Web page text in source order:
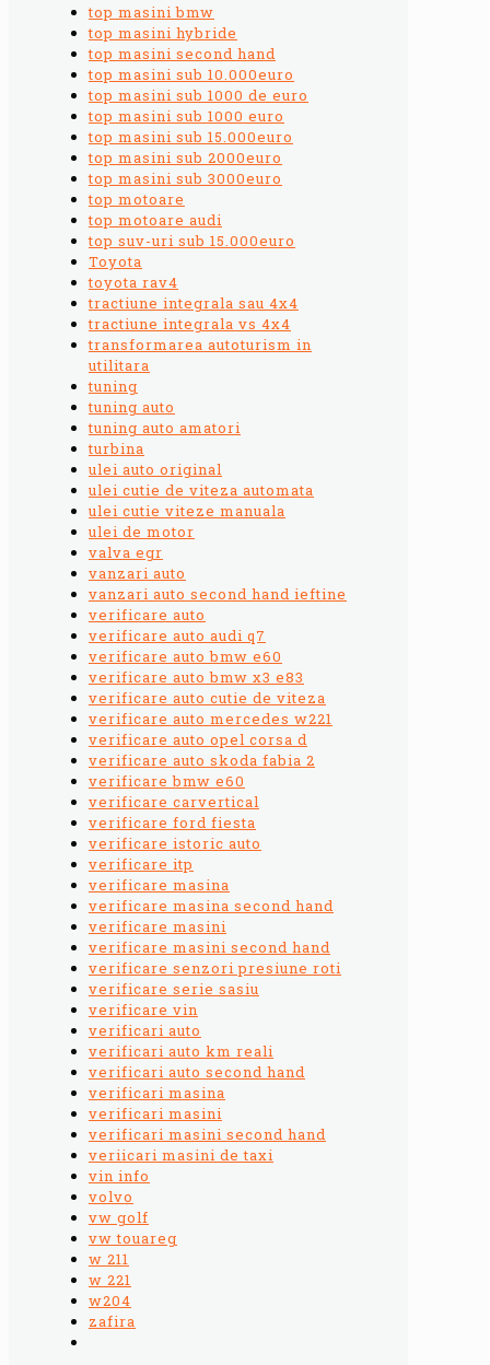
top masini bmw
top masini hybride
top masini second hand
top masini sub 10.000euro
top masini sub 1000 de euro
top masini sub 1000 euro
top masini sub 15.000euro
top masini sub 2000euro
top masini sub 3000euro
top motoare
top motoare audi
top suv-uri sub 15.000euro
Toyota
toyota rav4
tractiune integrala sau 4x4
tractiune integrala vs 4x4
transformarea autoturism in
utilitara
tuning
tuning auto
tuning auto amatori
turbina
ulei auto original
ulei cutie de viteza automata
ulei cutie viteze manuala
ulei de motor
valva egr
vanzari auto
vanzari auto second hand ieftine
verificare auto
verificare auto audi q7
verificare auto bmw e60
verificare auto bmw x3 e83
verificare auto cutie de viteza
verificare auto mercedes w221
verificare auto opel corsa d
verificare auto skoda fabia 2
verificare bmw e60
verificare carvertical
verificare ford fiesta
verificare istoric auto
verificare itp
verificare masina
verificare masina second hand
verificare masini
verificare masini second hand
verificare senzori presiune roti
verificare serie sasiu
verificare vin
verificari auto
verificari auto km reali
verificari auto second hand
verificari masina
verificari masini
verificari masini second hand
veriicari masini de taxi
vin info
volvo
vw golf
vw touareg
w 211
w 221
w204
zafira